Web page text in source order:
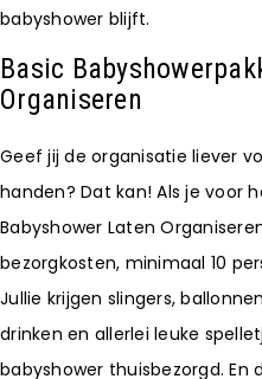
babyshower blijft.
Basic
Organiseren
Geef jij de organisatie liever
handen? Dat kan! Als je voor
Babyshower Laten
bezorgkosten, minimaal 10
Jullie krijgen slingers,
drinken en allerlei leuke
babyshower thuisbezorgd. En